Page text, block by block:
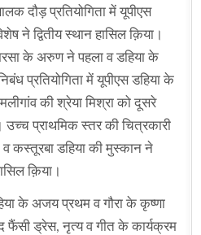
दौड़ प्रतियोगिता में यूपीएस
ने द्वितीय स्थान हासिल क़िया।
के अरुण ने पहला व डहिया के
प्रतियोगिता में यूपीएस डहिया के
की श्रेया मिश्रा को दूसरे
उच्च प्राथमिक स्तर की चित्रकारी
कस्तूरबा डहिया की मुस्कान ने
क़िया।
के अजय प्रथम व गौरा के कृष्णा
फैंसी ड्रेस, नृत्य व गीत के कार्यक्रम